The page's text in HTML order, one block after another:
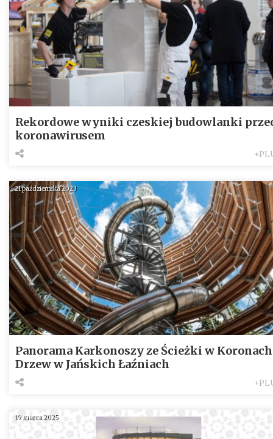
Rekordowe wyniki czeskiej budowlanki
koronawirusem
21 października 2023
Panorama Karkonoszy ze Ścieżki w Koronach
Drzew w Jańskich Łaźniach
19 marca 2025